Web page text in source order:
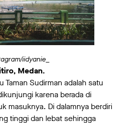
iidyanie_
Medan.
Taman Sudirman adalah satu
karena berada di
masuknya. Di dalamnya berdiri
tinggi dan lebat sehingga